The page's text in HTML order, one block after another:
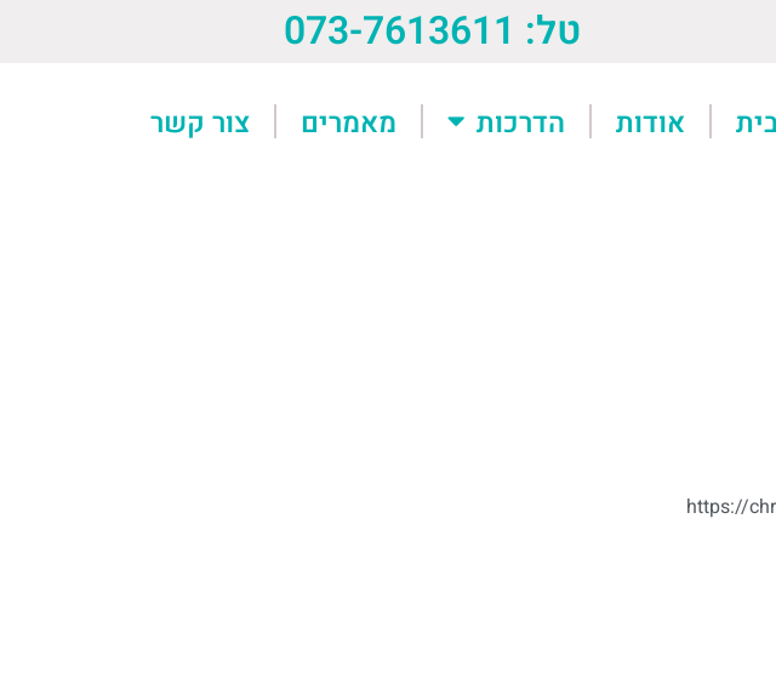
טל: 073-7613611
אודות הדרכות מאמרים צור קשר
https://